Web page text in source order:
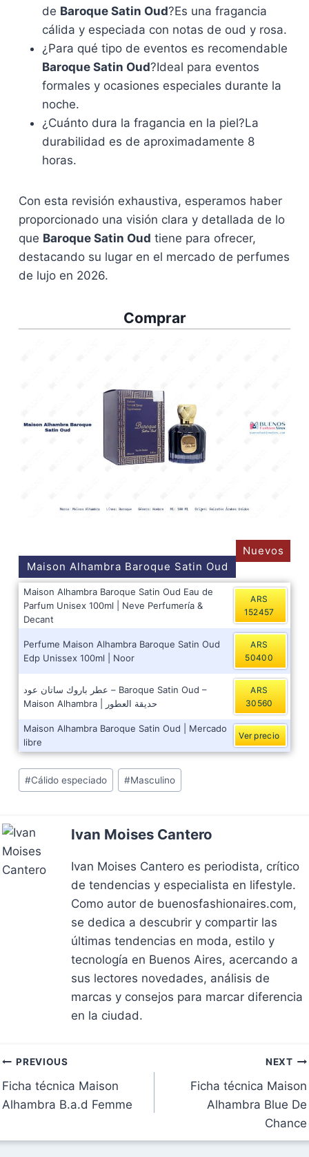
de Baroque Satin Oud?Es una fragancia
cálida y especiada con notas de oud y rosa.
¿Para qué tipo de eventos es recomendable
Baroque Satin Oud?Ideal para eventos
formales y ocasiones especiales durante la
noche.
¿Cuánto dura la fragancia en la piel?La
durabilidad es de aproximadamente 8
horas.
Con esta revisión exhaustiva, esperamos haber
proporcionado una visión clara y detallada de lo
que Baroque Satin Oud tiene para ofrecer,
destacando su lugar en el mercado de perfumes
de lujo en 2026.
Comprar
Maison Alhambra Baroque Satin Oud
Nuevos
Maison Alhambra Baroque Satin Oud Eau de
Parfum Unisex 100ml | Neve Perfumería &
Decant
ARS
152457
Perfume Maison Alhambra Baroque Satin Oud
Edp Unissex 100ml | Noor
ARS
50400
عطر باروك ساتان عود – Baroque Satin Oud –
Maison Alhambra | حديقة العطور
ARS
30560
Maison Alhambra Baroque Satin Oud | Mercado
libre
Ver precio
Post
Tags:
#Cálido especiado #Masculino
Ivan Moises Cantero
Ivan Moises Cantero es periodista, crítico
de tendencias y especialista en lifestyle.
Como autor de buenosfashionaires.com,
se dedica a descubrir y compartir las
últimas tendencias en moda, estilo y
tecnología en Buenos Aires, acercando a
sus lectores novedades, análisis de
marcas y consejos para marcar diferencia
en la ciudad.
Navegación
de
PREVIOUS
Ficha técnica Maison
Alhambra B.a.d Femme
NEXT
Ficha técnica Maison
Alhambra Blue De
Chance